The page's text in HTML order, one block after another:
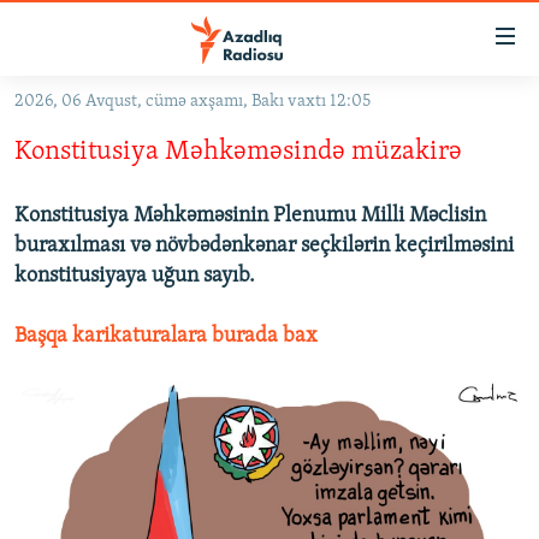
Əsas
qayıt
naviqasiyaya
qayıt
Axtarışa
KORRUPSIOMETR
#ƏSLINDƏ
QANUNI DOĞRU
MULTIMEDIA
VIDEO
FOTOQALEREYA
RADIO ARXIV
OXU ZALI
HAQQIMIZDA
2026, 06 Avqust, cümə axşamı, Bakı vaxtı 12:05
Konstitusiya Məhkəməsində müzakirə
Konstitusiya Məhkəməsinin Plenumu Milli Məclisin
buraxılması və növbədənkənar seçkilərin keçirilməsini
konstitusiyaya uğun sayıb.
Başqa karikaturalara burada bax